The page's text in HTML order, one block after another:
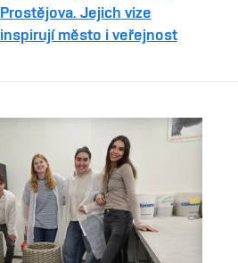
Prostějova. Jejich vize
inspirují město i veřejnost